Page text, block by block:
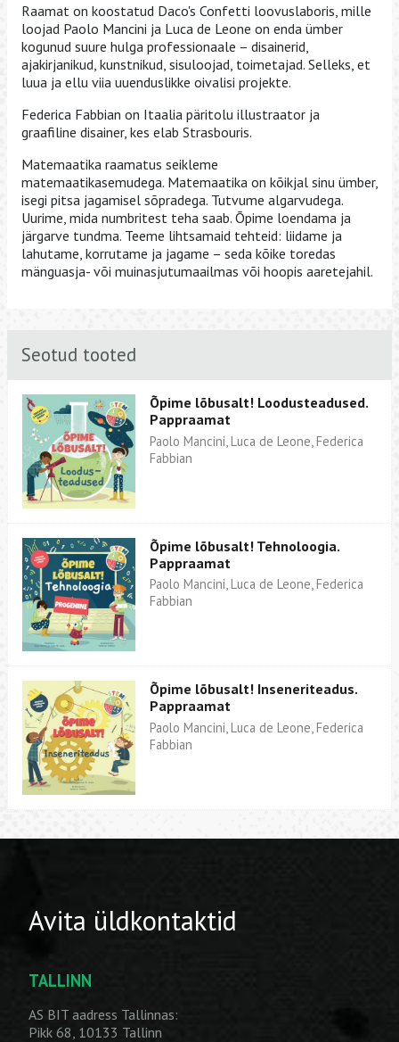
Raamat on koostatud Daco's Confetti loovuslaboris, mille
loojad Paolo Mancini ja Luca de Leone on enda ümber
kogunud suure hulga professionaale – disainerid,
ajakirjanikud, kunstnikud, sisuloojad, toimetajad. Selleks, et
luua ja ellu viia uuenduslikke oivalisi projekte.
Federica Fabbian on Itaalia päritolu illustraator ja
graafiline disainer, kes elab Strasbouris.
Matemaatika raamatus seikleme
matemaatikasemudega. Matemaatika on kõikjal sinu ümber,
isegi pitsa jagamisel sõpradega. Tutvume algarvudega.
Uurime, mida numbritest teha saab. Õpime loendama ja
järgarve tundma. Teeme lihtsamaid tehteid: liidame ja
lahutame, korrutame ja jagame – seda kõike toredas
mänguasja- või muinasjutumaailmas või hoopis aaretejahil.
Seotud tooted
Õpime lõbusalt! Loodusteadused.
Pappraamat
Paolo Mancini, Luca de Leone, Federica
Fabbian
Õpime lõbusalt! Tehnoloogia.
Pappraamat
Paolo Mancini, Luca de Leone, Federica
Fabbian
Õpime lõbusalt! Inseneriteadus.
Pappraamat
Paolo Mancini, Luca de Leone, Federica
Fabbian
Avita üldkontaktid
TALLINN
AS BIT aadress Tallinnas:
Pikk 68, 10133 Tallinn